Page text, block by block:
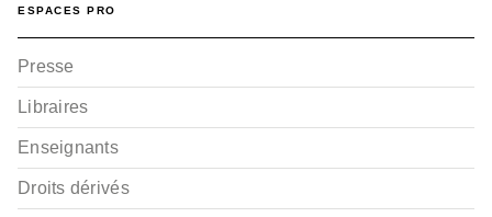
ESPACES PRO
Presse
Libraires
Enseignants
Droits dérivés